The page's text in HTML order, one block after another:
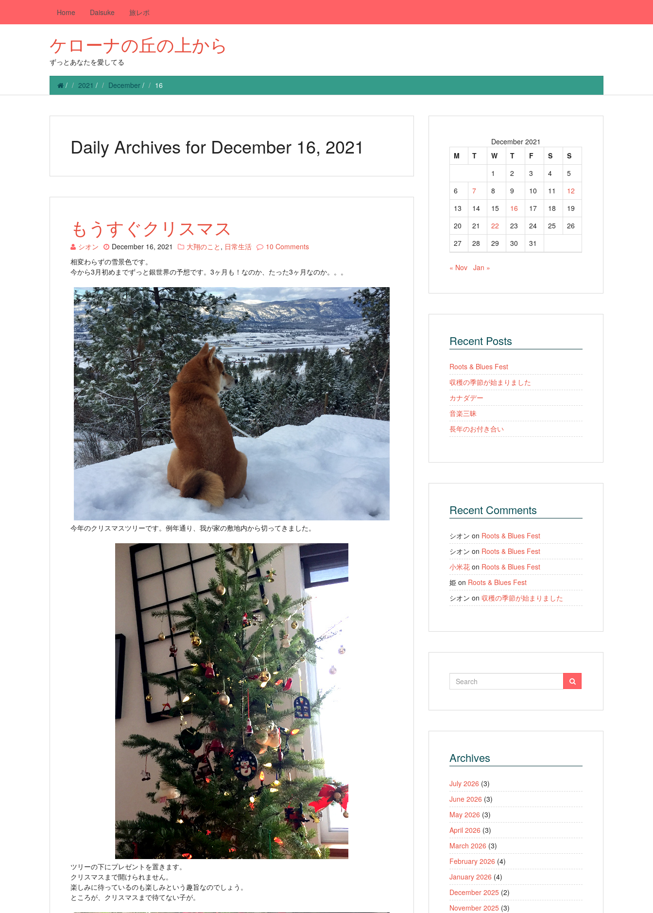
Home Daisuke 旅レポ
ケローナの丘の上から
ずっとあなたを愛してる
/ 2021 / December / 16
Daily Archives for December 16, 2021
もうすぐクリスマス
シオン December 16, 2021 大翔のこと , 日常生活
10 Comments
相変わらずの雪景色です。
今から3月初めまでずっと銀世界の予想です。3ヶ月も！なのか、たった3ヶ月なのか。。。
今年のクリスマスツリーです。例年通り、我が家の敷地内から切ってきました。
ツリーの下にプレゼントを置きます。
クリスマスまで開けられません。
楽しみに待っているのも楽しみという趣旨なのでしょう。
ところが、クリスマスまで待てない子が。
December 2021
M
T W T F S
S
1
2 3 4
5
6
7 8 9 10 11
12
13
14 15 16 17 18
19
20
21 22 23 24 25
26
27
28 29 30 31
« Nov Jan »
Recent Posts
Roots & Blues Fest
収穫の季節が始まりました
カナダデー
音楽三昧
長年のお付き合い
Recent Comments
シオン on Roots & Blues Fest
シオン on Roots & Blues Fest
小米花 on Roots & Blues Fest
姫 on Roots & Blues Fest
シオン on 収穫の季節が始まりました
Archives
July 2026 (3)
June 2026 (3)
May 2026 (3)
April 2026 (3)
March 2026 (3)
February 2026 (4)
January 2026 (4)
December 2025 (2)
November 2025 (3)